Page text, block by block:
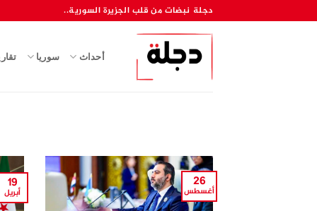
للمحتوى
دجلة نبضات من قلب الجزيرة السورية..
أحداث سوريا
26
أغسطس 19
أبريل